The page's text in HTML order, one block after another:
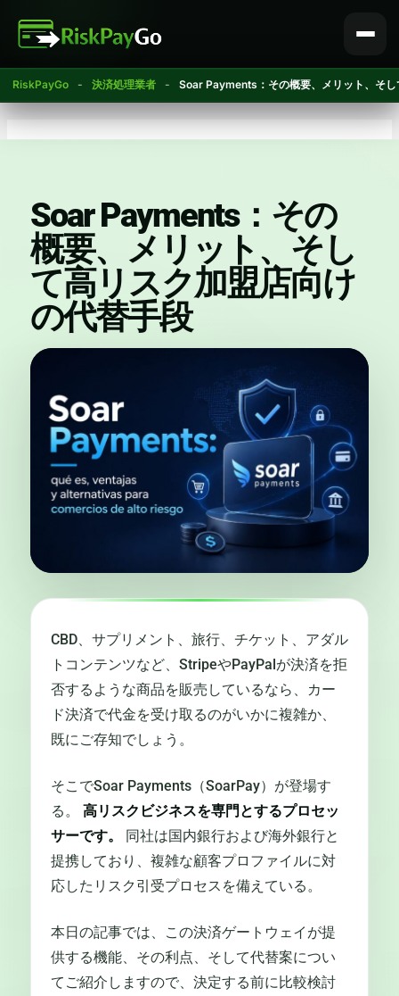
RiskPayGo - 決済処理業者 - Soar Payments：その概要、メリット、そ
へ
ス
Soar Payments：その
概要、メリット、そし
て高リスク加盟店向け
の代替手段
CBD、サプリメント、旅行、チケット、アダル
トコンテンツなど、StripeやPayPalが決済を拒
否するような商品を販売しているなら、カー
ド決済で代金を受け取るのがいかに複雑か、
既にご存知でしょう。
そこでSoar Payments（SoarPay）が登場す
る。
高リスクビジネスを専門とするプロセッ
サーです。
同社は国内銀行および海外銀行と
提携しており、複雑な顧客プロファイルに対
応したリスク引受プロセスを備えている。
本日の記事では、この決済ゲートウェイが提
供する機能、その利点、そして代替案につい
てご紹介しますので、決定する前に比較検討